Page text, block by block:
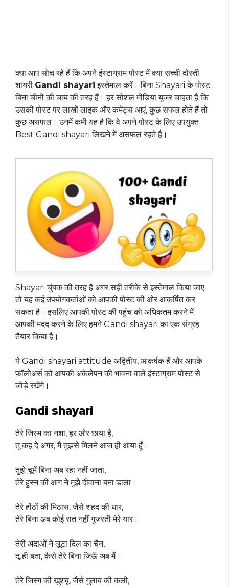
क्या आप सोच रहे हैं कि अपने इंस्टाग्राम पोस्ट में क्या सच्ची दोस्ती
शायरी Gandi shayari इस्तेमाल करें। बिना Shayari के पोस्ट
बिना चीनी की चाय की तरह हैं। हर सोशल मीडिया यूजर चाहता है कि
उसकी पोस्ट पर लाखों लाइक और कमेंट्स आएं, कुछ सफल होते हैं तो
कुछ असफल। उनमें कमी यह है कि वे अपने पोस्ट के लिए उपयुक्त
Best Gandi shayari लिखने में असफल रहते हैं।
Shayari चुंबक की तरह हैं अगर सही तरीके से इस्तेमाल किया जाए
तो यह कई उपयोगकर्ताओं को आपकी पोस्ट की ओर आकर्षित कर
सकता है। इसलिए आपकी पोस्ट की पहुंच को अधिकतम करने में
आपकी मदद करने के लिए हमने Gandi shayari का एक संग्रह
तैयार किया है।
ये Gandi shayari attitude अद्वितीय, आकर्षक हैं और आपके
फ़ॉलोअर्स को आपकी अकेलेपन की भावना वाले इंस्टाग्राम पोस्ट से
जोड़े रखेंगे।
Gandi shayari
तेरे जिस्म का नशा, हर ओर छाया है,
तू कह दे अगर, मैं तुझसे मिलने आज ही आया हूँ।
तुझे चूमें बिना अब रहा नहीं जाता,
तेरे हुस्न की आग ने मुझे दीवाना बना डाला।
तेरे होंठों की मिठास, जैसे शहद की धार,
तेरे बिना अब कोई रात नहीं गुजरती मेरे यार।
तेरी अदाओं ने लूटा दिल का चैन,
तू ही बता, कैसे तेरे बिना जिऊँ अब मैं।
तेरे जिस्म की खुशबू, जैसे गुलाब की कली,